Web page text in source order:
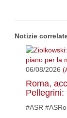
Notizie
06/08/2026
Roma,
Pellegrini:
#ASR